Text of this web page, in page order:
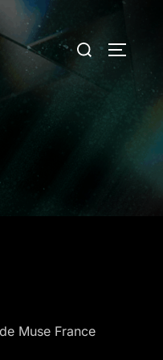
Rechercher :
Muse France